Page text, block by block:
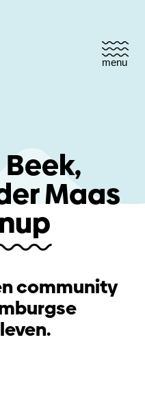
menu
Maas
community